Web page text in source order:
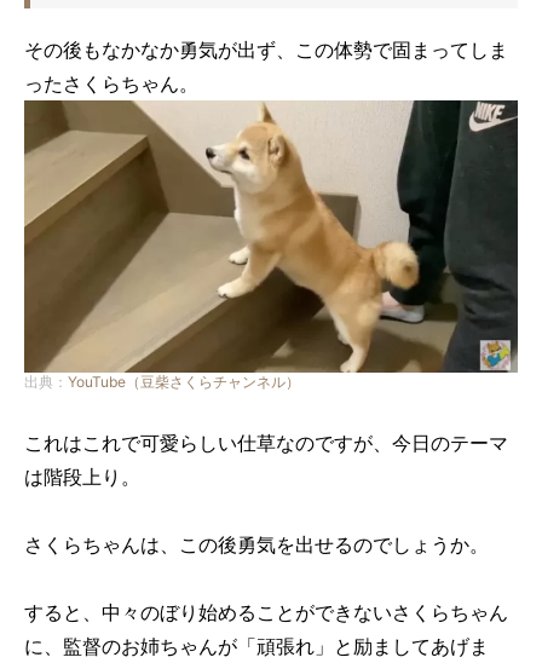
その後もなかなか勇気が出ず、この体勢で固まってしま
ったさくらちゃん。
出典： YouTube（豆柴さくらチャンネル）
これはこれで可愛らしい仕草なのですが、今日のテーマ
は階段上り。
さくらちゃんは、この後勇気を出せるのでしょうか。
すると、中々のぼり始めることができないさくらちゃん
に、監督のお姉ちゃんが「頑張れ」と励ましてあげま